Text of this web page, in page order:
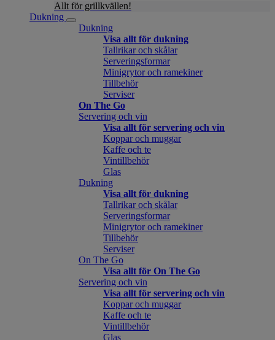
Allt för grillkvällen!
Dukning
Dukning
Visa allt för dukning
Tallrikar och skålar
Serveringsformar
Minigrytor och ramekiner
Tillbehör
Serviser
On The Go
Servering och vin
Visa allt för servering och vin
Koppar och muggar
Kaffe och te
Vintillbehör
Glas
Dukning
Visa allt för dukning
Tallrikar och skålar
Serveringsformar
Minigrytor och ramekiner
Tillbehör
Serviser
On The Go
Visa allt för On The Go
Servering och vin
Visa allt för servering och vin
Koppar och muggar
Kaffe och te
Vintillbehör
Glas